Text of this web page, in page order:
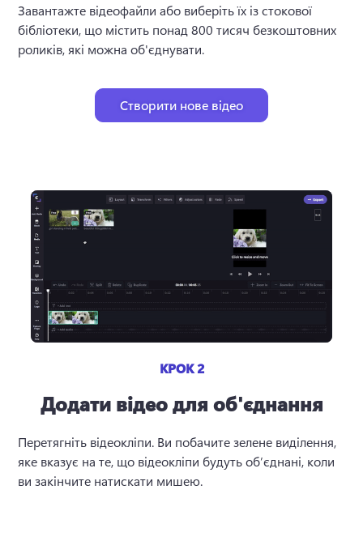
Завантажте відеофайли або виберіть їх із стокової
бібліотеки, що містить понад 800 тисяч безкоштовних
роликів, які можна об'єднувати.
Створити нове відео
КРОК 2
Додати відео для об'єднання
Перетягніть відеокліпи. Ви побачите зелене виділення,
яке вказує на те, що відеокліпи будуть обʼєднані, коли
ви закінчите натискати мишею.